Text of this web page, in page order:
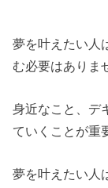
夢を叶えたい人
む必要はありま
身近なこと、デ
ていくことが重
夢を叶えたい人